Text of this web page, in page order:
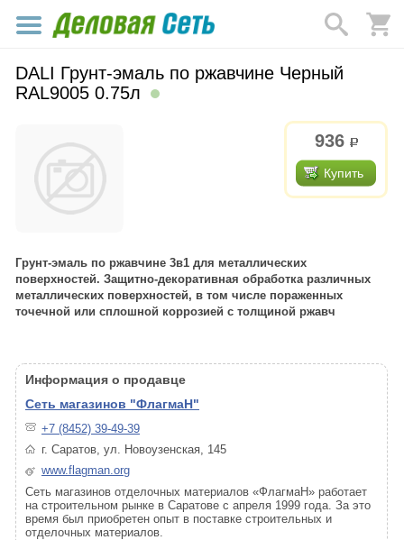
DALI Грунт-эмаль по ржавчине Черный
RAL9005 0.75л
936 р.
Купить
Грунт-эмаль по ржавчине 3в1 для металлических
поверхностей. Защитно-декоративная обработка различных
металлических поверхностей, в том числе пораженных
точечной или сплошной коррозией c толщиной ржавч
Информация о продавце
Сеть магазинов "ФлагмаН"
+7 (8452) 39-49-39
г. Саратов, ул. Новоузенская, 145
www.flagman.org
Сеть магазинов отделочных материалов «ФлагмаН» работает
на строительном рынке в Саратове с апреля 1999 года. За это
время был приобретен опыт в поставке строительных и
отделочных материалов.